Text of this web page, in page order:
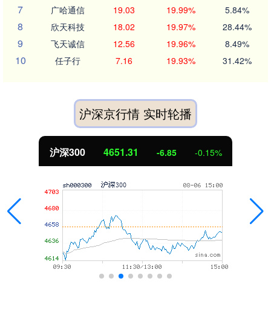
7 广哈通信 19.03 19.99% 5.84%
8 欣天科技 18.02 19.97% 28.44%
9 飞天诚信 12.56 19.96% 8.49%
10 任子行 7.16 19.93% 31.42%
沪深京行情 实时轮播
沪深300 4651.31 -6.85 -0.15%